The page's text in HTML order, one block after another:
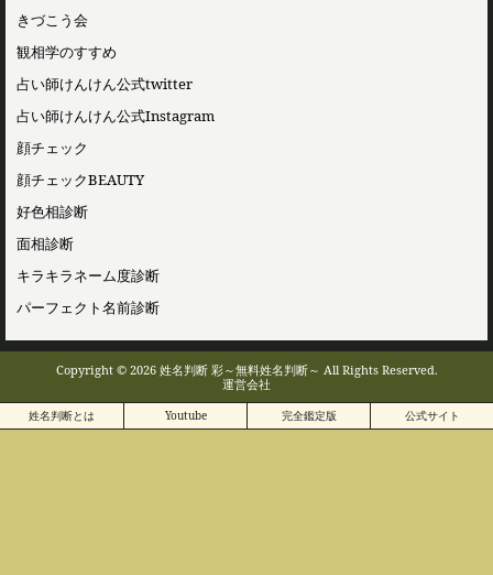
きづこう会
観相学のすすめ
占い師けんけん公式twitter
占い師けんけん公式Instagram
顔チェック
顔チェックBEAUTY
好色相診断
面相診断
キラキラネーム度診断
パーフェクト名前診断
Copyright © 2026 姓名判断 彩～無料姓名判断～ All Rights Reserved.
運営会社
姓名判断とは Youtube 完全鑑定版 公式サイト